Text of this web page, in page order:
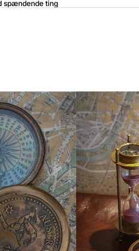
spændende ting